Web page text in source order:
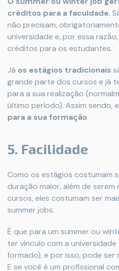
créditos para a faculdade.
não precisam,
universidade e, por essa
créditos para os estudantes.
Já os estágios tradicionais
grande parte dos cursos e já
para a sua realização
último período). Assim sendo,
para a sua formação.
5. Facilidade
Como os estágios costumam
duração maior, além de serem
cursos, eles costumam ser
summer jobs.
É que para um summer ou
ter vínculo com a
formado), e por isso, pode ser
E se você é um profissional